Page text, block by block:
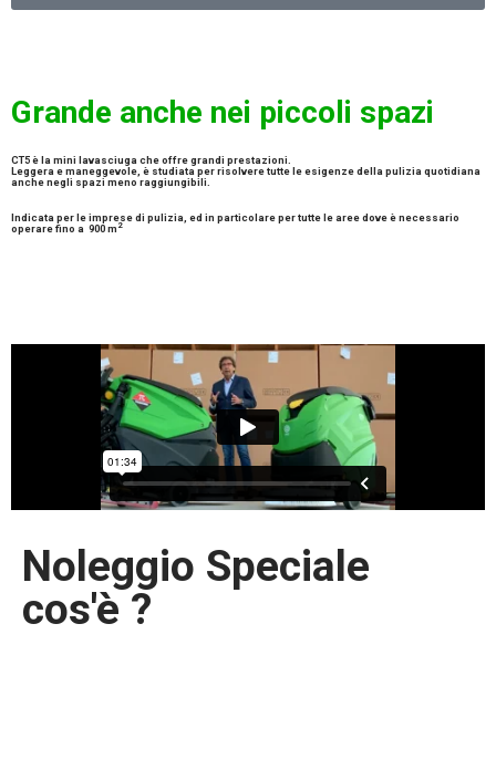
Grande anche nei piccoli spazi
CT5 è la mini lavasciuga che offre grandi prestazioni.
Leggera e maneggevole, è studiata per risolvere tutte le esigenze della pulizia quotidiana
anche negli spazi meno raggiungibili.
Indicata per le imprese di pulizia, ed in particolare per tutte le aree dove è necessario
operare fino a 900 m 2
Noleggio Speciale
cos'è ?